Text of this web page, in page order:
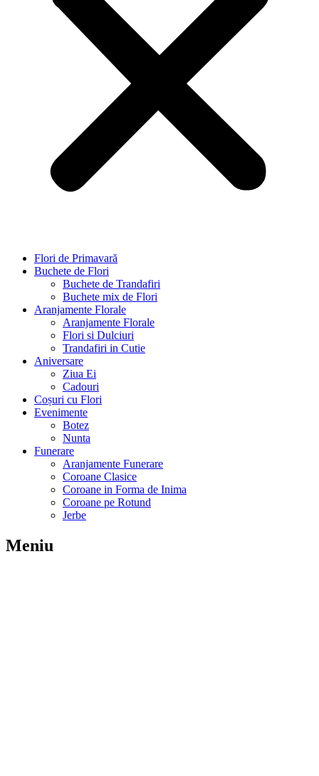
Flori de Primavară
Buchete de Flori
Buchete de Trandafiri
Buchete mix de Flori
Aranjamente Florale
Aranjamente Florale
Flori si Dulciuri
Trandafiri in Cutie
Aniversare
Ziua Ei
Cadouri
Coșuri cu Flori
Evenimente
Botez
Nunta
Funerare
Aranjamente Funerare
Coroane Clasice
Coroane in Forma de Inima
Coroane pe Rotund
Jerbe
Meniu